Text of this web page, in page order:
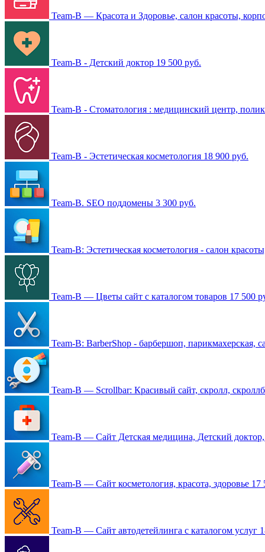
Team-B — Красота и Здоровье, салон красоты,
Team-B - Детский доктор 19 500 руб.
Team-B - Стоматология : медицинский центр,
Team-B - Эстетическая косметология 18 900 руб.
Team-B. SEO поддомены 3 300 руб.
Team-B: Эстетическая косметология - салон
Team-B — Цветы сайт с каталогом товаров 17 500
Team-B: BarberShop - барбершоп, парикмахерская,
Team-B — Scrollbar: Красивый сайт, скролл,
Team-B — Сайт Детская медицина, Детский
Team-B — Сайт косметология, красота, здоровье 17
Team-B — Сайт автодетейлинга с каталогом услуг